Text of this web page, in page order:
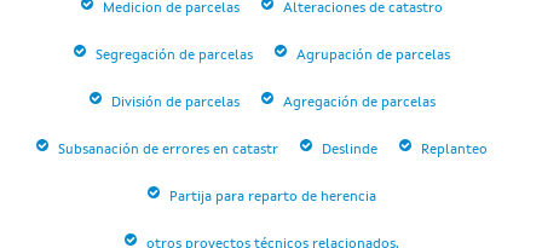
Medicion de parcelas Alteraciones de catastro
Segregación de parcelas Agrupación de parcelas
División de parcelas Agregación de parcelas
Subsanación de errores en catastr Deslinde Replanteo
Partija para reparto de herencia
otros proyectos técnicos relacionados.